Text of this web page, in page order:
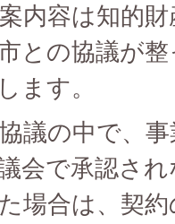
内容は知的
との協議が
します。
議の中で、
会で承認さ
場合は、契